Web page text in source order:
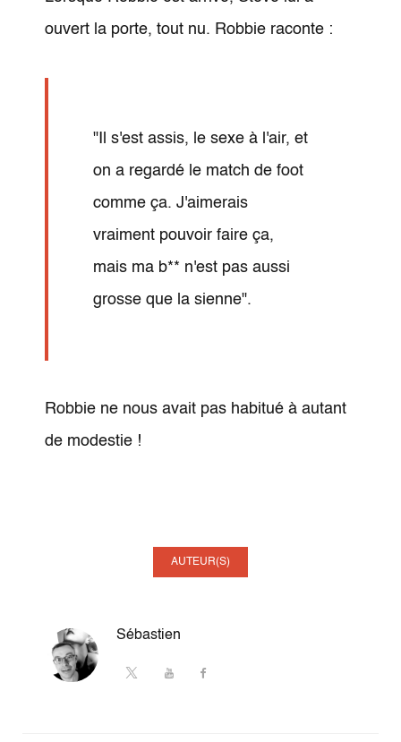
ouvert la porte, tout nu. Robbie raconte :
"Il s'est assis, le sexe à l'air, et
on a regardé le match de foot
comme ça. J'aimerais
vraiment pouvoir faire ça,
mais ma b** n'est pas aussi
grosse que la sienne".
Robbie ne nous avait pas habitué à autant
de modestie !
AUTEUR(S)
Sébastien